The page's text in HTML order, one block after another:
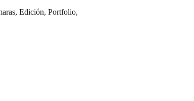
, Edición, Portfolio,